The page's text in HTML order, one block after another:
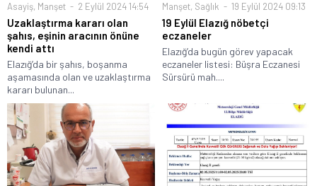
Asayiş, Manşet 2 Eylül 2024 14:54
Uzaklaştırma kararı olan
şahıs, eşinin aracının önüne
kendi attı
Elazığ’da bir şahıs, boşanma
aşamasında olan ve uzaklaştırma
kararı bulunan...
Manşet, Sağlık 19 Eylül 2024 09:13
19 Eylül Elazığ nöbetçi
eczaneler
Elazığ’da bugün görev yapacak
eczaneler listesi: Büşra Eczanesi
Sürsürü mah....